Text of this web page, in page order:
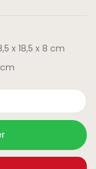
x 18,5 x 8 cm